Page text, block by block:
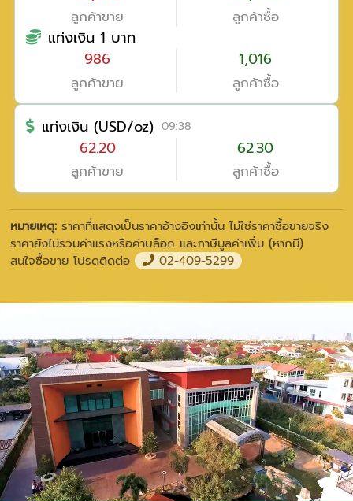
ลูกค้าขาย
ลูกค้าซื้อ
แท่งเงิน 1 บาท
986
ลูกค้าขาย
1,016
ลูกค้าซื้อ
แท่งเงิน (USD/oz) 09:38
62.20
ลูกค้าขาย
62.30
ลูกค้าซื้อ
หมายเหตุ:ราคาที่แสดงเป็นราคาอ้างอิงเท่านั้น ไม่ใช่ราคาซื้อขายจริง
ราคายังไม่รวมค่าแรงหรือค่าบล็อก และภาษีมูลค่าเพิ่ม (หากมี)
สนใจซื้อขาย โปรดติดต่อ
02-409-5299